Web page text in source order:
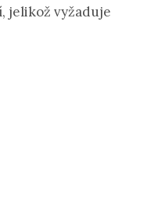
jelikož vyžaduje